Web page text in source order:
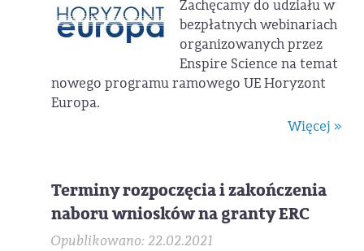
Zachęcamy do udziału w
bezpłatnych webinariach
organizowanych przez
Enspire Science na temat
nowego programu ramowego UE Horyzont
Europa.
Więcej »
Terminy rozpoczęcia i zakończenia
naboru wniosków na granty ERC
Opublikowano: 22.02.2021